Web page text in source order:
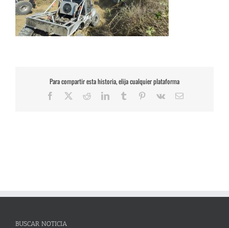
Para compartir esta historia, elija cualquier plataforma
Facebook RedditLinkedInTumblr Pinterest
Vk
Correo
BUSCAR NOTICIA